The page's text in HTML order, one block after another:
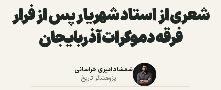
شعری از استاد شهریار پس از فرار
فرقه دموکرات آذربایجان
شمشاد امیری خراسانی
پژوهشگر تاریخ